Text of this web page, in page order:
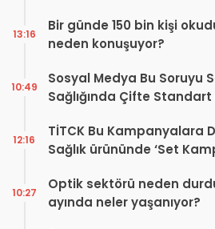
Bir günde 150 bin kişi
neden konuşuyor?
13:16
Sosyal Medya Bu Soruyu
Sağlığında Çifte Standart
10:49
TİTCK Bu Kampanyalara
Sağlık ürününde ‘Set
12:16
Optik sektörü neden
ayında neler yaşanıyor?
10:27